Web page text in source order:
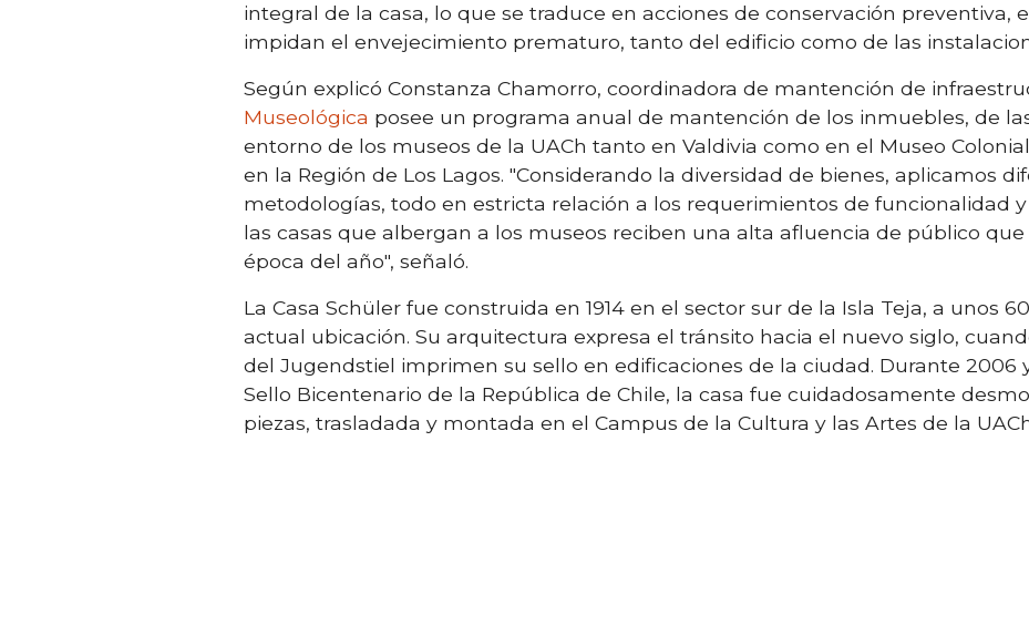
integral de la casa, lo que se traduce en acciones de conservación preventiva,
impidan el envejecimiento prematuro, tanto del edificio como de las
Según explicó Constanza Chamorro, coordinadora de mantención de
Museológica posee un programa anual de mantención de los inmuebles, de
entorno de los museos de la UACh tanto en Valdivia como en el Museo
en la Región de Los Lagos. "Considerando la diversidad de bienes, aplicamos
metodologías, todo en estricta relación a los requerimientos de funcionalidad y
las casas que albergan a los museos reciben una alta afluencia de público
época del año", señaló.
La Casa Schüler fue construida en 1914 en el sector sur de la Isla Teja, a unos
actual ubicación. Su arquitectura expresa el tránsito hacia el nuevo siglo,
del Jugendstiel imprimen su sello en edificaciones de la ciudad. Durante 2006
Sello Bicentenario de la República de Chile, la casa fue cuidadosamente
piezas, trasladada y montada en el Campus de la Cultura y las Artes de la